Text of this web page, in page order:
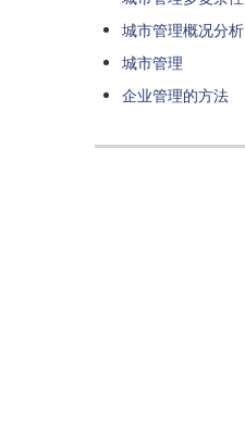
城市管理概况分析
城市管理
企业管理的方法